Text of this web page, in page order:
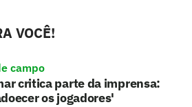
VOCÊ!
campo
critica parte da imprensa:
os jogadores'